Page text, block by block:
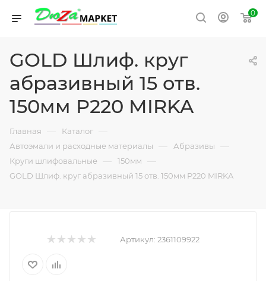
0
GOLD Шлиф. круг
абразивный 15 отв.
150мм P220 MIRKA
Главная — Каталог —
Автоэмали и расходные материалы — Абразивы —
Круги шлифовальные — 150мм —
GOLD Шлиф. круг абразивный 15 отв. 150мм P220 MIRKA
Артикул: 2361109922